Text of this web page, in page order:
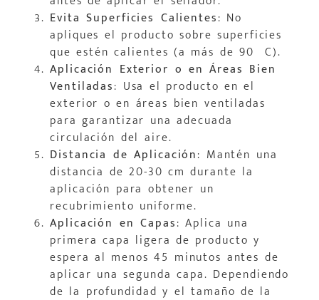
Evita Superficies Calientes: No
apliques el producto sobre superficies
que estén calientes (a más de 90ºC).
Aplicación Exterior o en Áreas Bien
Ventiladas: Usa el producto en el
exterior o en áreas bien ventiladas
para garantizar una adecuada
circulación del aire.
Distancia de Aplicación: Mantén una
distancia de 20-30 cm durante la
aplicación para obtener un
recubrimiento uniforme.
Aplicación en Capas: Aplica una
primera capa ligera de producto y
espera al menos 45 minutos antes de
aplicar una segunda capa. Dependiendo
de la profundidad y el tamaño de la